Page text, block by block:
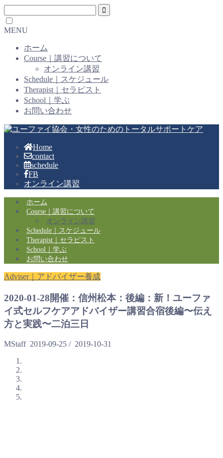
MENU
ホーム
Course｜講習について
オンライン講習
Schedule｜スケジュール
Therapist｜セラピスト
School｜学ぶ
お問い合わせ
Home
contact
schedule
FB
オンライン講習
ホーム
Course｜講習について
オンライン講習
Schedule｜スケジュール
Therapist｜セラピスト
School｜学ぶ
お問い合わせ
Adviser｜アドバイザー養成
2020-01-28開催：信州松本：後編：新！ユーファ
イ式セルフケアアドバイザー講習合宿後編〜伝え
方と実践〜二泊三日
MStaff 2019-09-25 / 2019-10-31